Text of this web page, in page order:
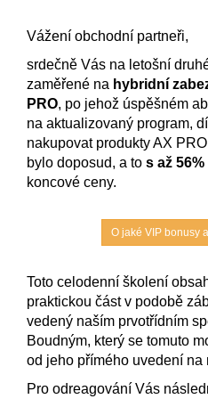
Vážení obchodní partneři,
srdečně Vás na letošní
zaměřené na hybridní
PRO, po jehož úspěšném
na aktualizovaný program,
nakupovat produkty AX
bylo doposud, a to s až
koncové ceny.
O jaké VIP bonusy
Toto celodenní školení
praktickou část v podobě
vedený naším prvotřídním
Boudným, který se tomuto
od jeho přímého uvedení na
Pro odreagování Vás